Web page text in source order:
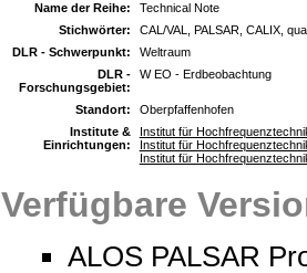
Name der Reihe:
Technical Note
Stichwörter:
CAL/VAL, PALSAR, CALIX,
DLR - Schwerpunkt:
Weltraum
DLR -
Forschungsgebiet:
W EO - Erdbeobachtung
Standort:
Oberpfaffenhofen
Institute &
Einrichtungen:
Institut für
Institut für
Institut für
Verfügbare
ALOS PALSAR